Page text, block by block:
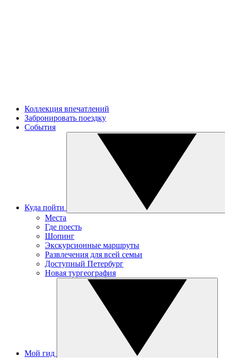
Коллекция впечатлений
Забронировать поездку
События
Куда пойти
Места
Где поесть
Шопинг
Экскурсионные маршруты
Развлечения для всей семьи
Доступный Петербург
Новая тургеография
Мой гид